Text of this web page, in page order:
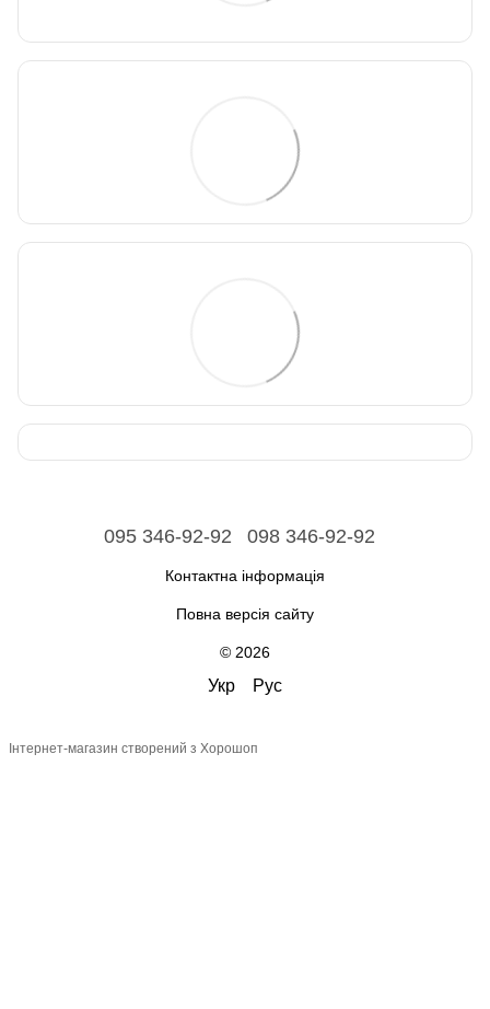
095 346-92-92 098 346-92-92
Контактна інформація
Повна версія сайту
© 2026
Укр Рус
Інтернет-магазин створений з Хорошоп